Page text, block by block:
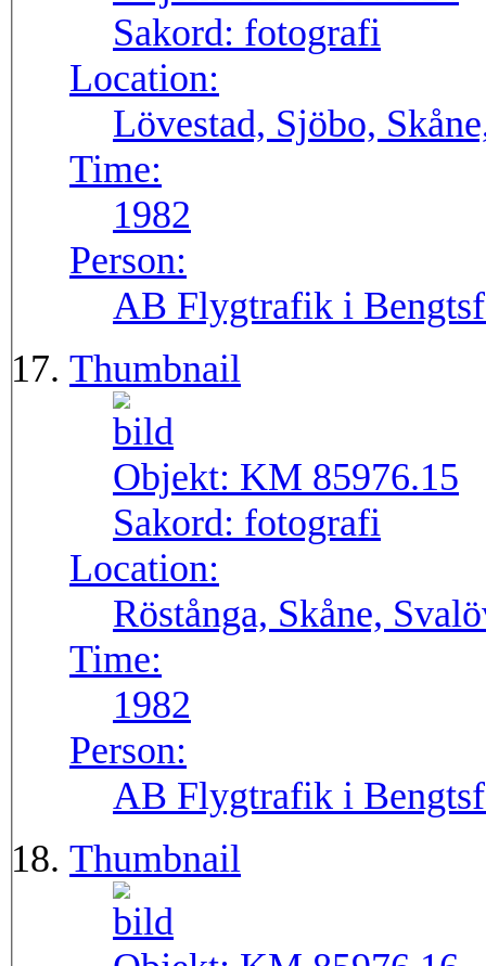
Sakord: fotografi
Location:
Lövestad, Sjöbo,
Time:
1982
Person:
AB Flygtrafik i
Thumbnail
Objekt: KM 85976.15
Sakord: fotografi
Location:
Röstånga, Skåne,
Time:
1982
Person:
AB Flygtrafik i
Thumbnail